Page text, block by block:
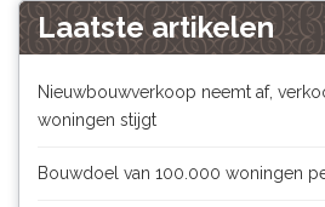
Laatste artikelen
Nieuwbouwverkoop neemt af,
woningen stijgt
Bouwdoel van 100.000 woningen